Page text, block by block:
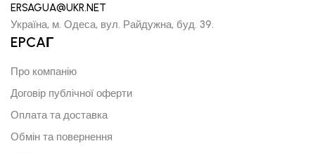
ERSAGUA@UKR.NET
Україна, м. Одеса, вул. Райдужна, буд. 39.
EPCAГ
Про компанію
Договір публічної оферти
Оплата та доставка
Обмін та повернення